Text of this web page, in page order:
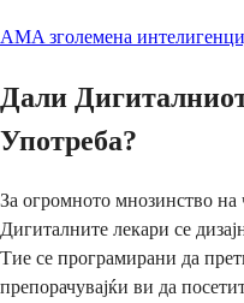
AMA зголемена
Дали
Употреба?
За огромното мнозинство на
Дигиталните лекари се
Тие се програмирани да
препорачувајќи ви да